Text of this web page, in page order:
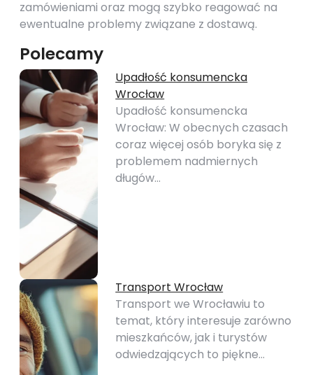
zamówieniami oraz mogą szybko reagować na
ewentualne problemy związane z dostawą.
Polecamy
Upadłość konsumencka
Wrocław
Upadłość konsumencka
Wrocław: W obecnych czasach
coraz więcej osób boryka się z
problemem nadmiernych
długów…
Transport Wrocław
Transport we Wrocławiu to
temat, który interesuje zarówno
mieszkańców, jak i turystów
odwiedzających to piękne…